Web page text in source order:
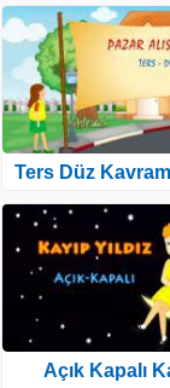
Ters Düz
Açık Kapalı